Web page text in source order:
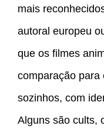
mais
autoral europeu
que os filmes
comparação para
sozinhos, com
Alguns são cults,